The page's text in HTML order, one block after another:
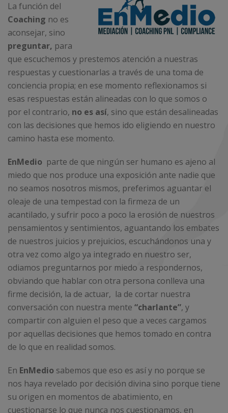
La función del
Coaching no es
aconsejar, sino
preguntar, para
que escuchemos y prestemos atención a nuestras
respuestas y cuestionarlas a través de una toma de
conciencia propia; en ese momento reflexionamos si
esas respuestas están alineadas con lo que somos o
por el contrario, no es así, sino que están desalineadas
con las decisiones que hemos ido eligiendo en nuestro
camino hasta ese momento.
EnMedio parte de que ningún ser humano es ajeno al
miedo que nos produce una exposición ante nadie que
no seamos nosotros mismos, preferimos aguantar el
oleaje de una tempestad con la firmeza de un
acantilado, y sufrir poco a poco la erosión de nuestros
pensamientos y sentimientos, aguantando los embates
de nuestros juicios y prejuicios, escuchándonos una y
otra vez como algo ya integrado en nuestro ser,
odiamos preguntarnos por miedo a respondernos,
obviando que hablar con otra persona conlleva una
firme decisión, la de actuar, la de cortar nuestra
conversación con nuestra mente “charlante”, y
compartir con alguien el peso que a veces cargamos
por aquellas decisiones que hemos tomado en contra
de lo que en realidad somos.
En EnMedio sabemos que eso es así y no porque se
nos haya revelado por decisión divina sino porque tiene
su origen en momentos de abatimiento, en
cuestionarse lo que nunca nos cuestionamos, en